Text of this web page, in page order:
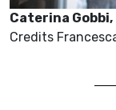
Caterina Gobbi,
Credits